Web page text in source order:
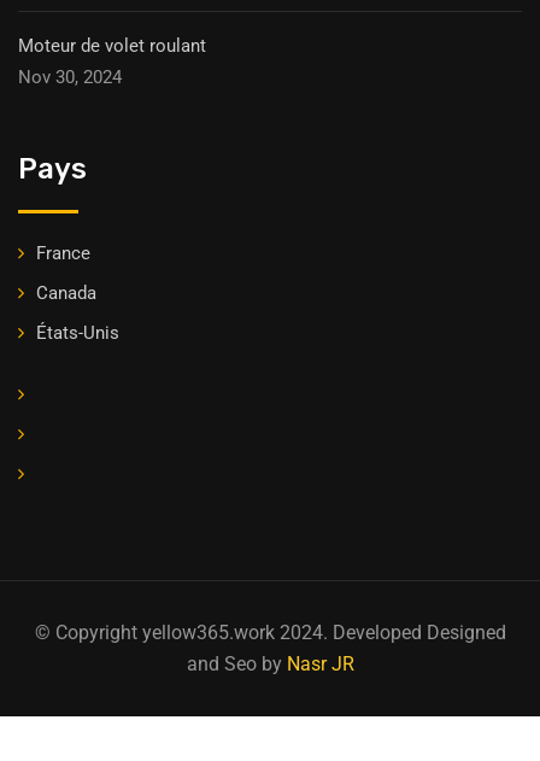
Moteur de volet roulant
Nov 30, 2024
Pays
France
Canada
États-Unis
© Copyright yellow365.work 2024. Developed Designed
and Seo by Nasr JR